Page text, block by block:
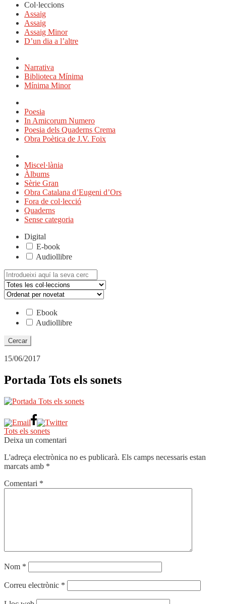
Col·leccions
Assaig
Assaig
Assaig Minor
D’un dia a l’altre
Narrativa
Biblioteca Mínima
Mínima Minor
Poesia
In Amicorum Numero
Poesia dels Quaderns Crema
Obra Poètica de J.V. Foix
Miscel·lània
Àlbums
Sèrie Gran
Obra Catalana d’Eugeni d’Ors
Fora de col·lecció
Quaderns
Sense categoria
Digital
E-book
Audiollibre
Cerca:
Ebook
Audiollibre
15/06/2017
Portada Tots els sonets
Navegació
d'entrades
Entrada
anterior:
Tots els sonets
Deixa un comentari
L'adreça electrònica no es publicarà. Els camps necessaris estan
marcats amb *
Comentari *
Nom *
Correu electrònic *